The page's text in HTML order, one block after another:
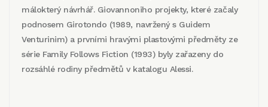
málokterý návrhář. Giovannoniho projekty, které začaly
podnosem Girotondo (1989, navržený s Guidem
Venturinim) a prvními hravými plastovými předměty ze
série Family Follows Fiction (1993) byly zařazeny do
rozsáhlé rodiny předmětů v katalogu Alessi.